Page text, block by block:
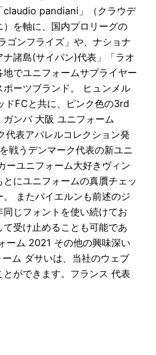
claudio pandiani」（クラウデ
）を軸に、国内プロリーグの
ゴンフライズ」や、ナショナ
ナ諸島(サイパン)代表」「ラオ
でユニフォームサプライヤー
ポーツブランド。 ヒュンメル
ドFCと共に、ピンク色の3rd
ンバ 大阪 ユニフォーム
代表アパレルコレクション発
戦うデンマーク代表の新ユニ
ーユニフォーム大好きヴィン
にユニフォームの真贋チェッ
またバイエルンも前述のジ
同じフォントを使い続けてお
て受け止めることも可能であ
ーム 2021 その他の興味深い
ム ダサいは、当社のウェブ
ができます。フランス 代表